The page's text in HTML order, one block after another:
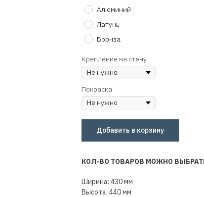
Алюминий
Латунь
Бронза
Крепление на стену
Покраска
Добавить в корзину
КОЛ-ВО ТОВАРОВ МОЖНО
Ширина: 430 мм
Высота: 440 мм